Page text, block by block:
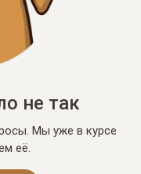
не так
Мы уже в курсе
её.